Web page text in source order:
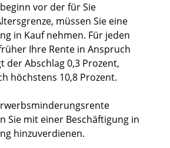
vor der für Sie
müssen Sie eine
in Kauf nehmen. Für jeden
Ihre Rente in Anspruch
der Abschlag 0,3 Prozent,
höchstens 10,8 Prozent.
Sie mit einer Beschäftigung in
hinzuverdienen.